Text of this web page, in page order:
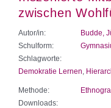
zwischen
Autor/in:
Budde,
Schulform:
Schlagworte:
Demokratie Lernen
Methode:
Downloads: